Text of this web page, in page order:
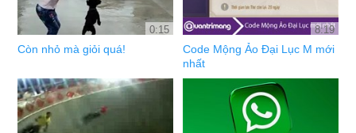
0:15
Còn nhỏ mà giỏi quá!
8:19
Code Mộng Ảo Đại Lục M mới
nhất